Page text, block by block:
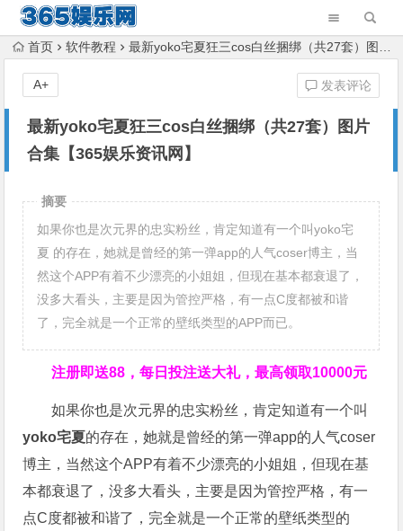
首页 软件教程 最新yoko宅夏狂三cos白丝捆绑（共27套）图片合集【365娱乐资讯网】
最新yoko宅夏狂三cos白丝捆绑（共27套）图片
合集【365娱乐资讯网】
发表评论
A+
摘要
如果你也是次元界的忠实粉丝，肯定知道有一个叫yoko宅
夏 的存在，她就是曾经的第一弹app的人气coser博主，当
然这个APP有着不少漂亮的小姐姐，但现在基本都衰退了，
没多大看头，主要是因为管控严格，有一点C度都被和谐
了，完全就是一个正常的壁纸类型的APP而已。
注册即送88，每日投注送大礼，最高领取10000元
如果你也是次元界的忠实粉丝，肯定知道有一个叫
yoko宅夏的存在，她就是曾经的第一弹app的人气coser
博主，当然这个APP有着不少漂亮的小姐姐，但现在基
本都衰退了，没多大看头，主要是因为管控严格，有一
点C度都被和谐了，完全就是一个正常的壁纸类型的